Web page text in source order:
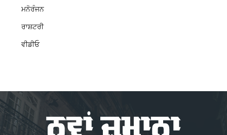
ਮਨੋਰੰਜਨ
ਰਾਸ਼ਟਰੀ
ਵੀਡੀਓ